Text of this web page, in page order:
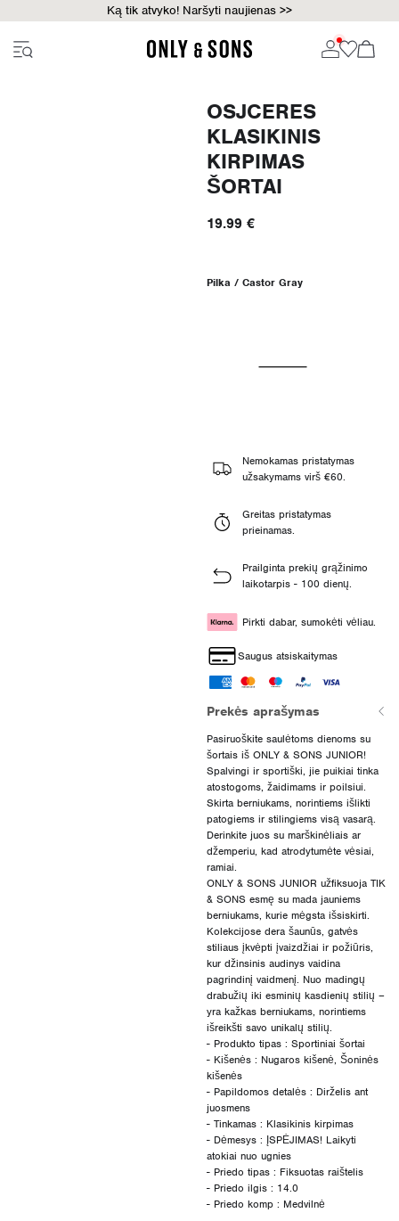
Ką tik atvyko! Naršyti naujienas >>
OSJCERES
KLASIKINIS
KIRPIMAS
ŠORTAI
19.99 €
Pilka / Castor Gray
Nemokamas pristatymas
užsakymams virš €60.
Greitas pristatymas
prieinamas.
Prailginta prekių grąžinimo
laikotarpis - 100 dienų.
Pirkti dabar, sumokėti vėliau.
Saugus atsiskaitymas
Prekės aprašymas
Pasiruoškite saulėtoms dienoms su
šortais iš ONLY & SONS JUNIOR!
Spalvingi ir sportiški, jie puikiai tinka
atostogoms, žaidimams ir poilsiui.
Skirta berniukams, norintiems išlikti
patogiems ir stilingiems visą vasarą.
Derinkite juos su marškinėliais ar
džemperiu, kad atrodytumėte vėsiai,
ramiai.
ONLY & SONS JUNIOR užfiksuoja TIK
& SONS esmę su mada jauniems
berniukams, kurie mėgsta išsiskirti.
Kolekcijose dera šaunūs, gatvės
stiliaus įkvėpti įvaizdžiai ir požiūris,
kur džinsinis audinys vaidina
pagrindinį vaidmenį. Nuo madingų
drabužių iki esminių kasdienių stilių –
yra kažkas berniukams, norintiems
išreikšti savo unikalų stilių.
- Produkto tipas : Sportiniai šortai
- Kišenės : Nugaros kišenė, Šoninės
kišenės
- Papildomos detalės : Dirželis ant
juosmens
- Tinkamas : Klasikinis kirpimas
- Dėmesys : ĮSPĖJIMAS! Laikyti
atokiai nuo ugnies
- Priedo tipas : Fiksuotas raištelis
- Priedo ilgis : 14.0